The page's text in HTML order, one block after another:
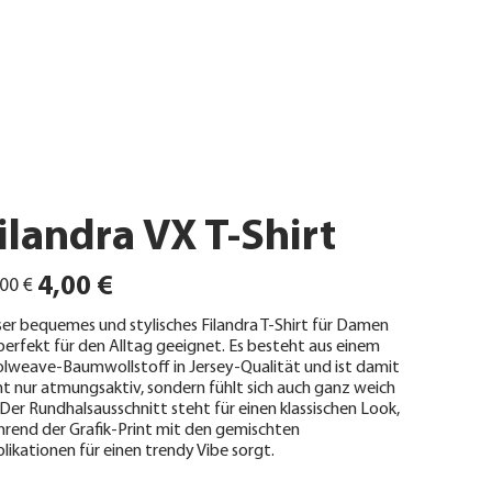
VX T-Shirt
€ Angebotspreis
4,00 €
bequemes und stylisches Filandra T-Shirt für Damen
für den Alltag geeignet. Es besteht aus einem
Baumwollstoff in Jersey-Qualität und ist damit
nur atmungsaktiv, sondern fühlt sich auch ganz weich
Rundhalsausschnitt steht für einen klassischen Look,
der Grafik-Print mit den gemischten
für einen trendy Vibe sorgt.